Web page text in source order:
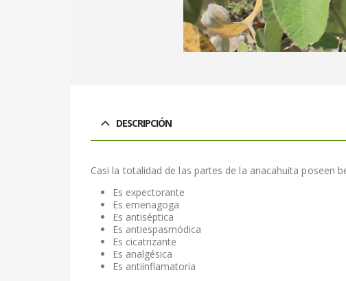
DESCRIPCIÓN
Casi la totalidad de las partes de la anacahuita poseen
Es expectorante
Es emenagoga
Es antiséptica
Es antiespasmódica
Es cicatrizante
Es analgésica
Es antiinflamatoria